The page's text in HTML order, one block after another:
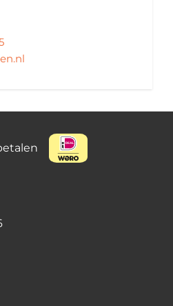
B
van de bestuurder in